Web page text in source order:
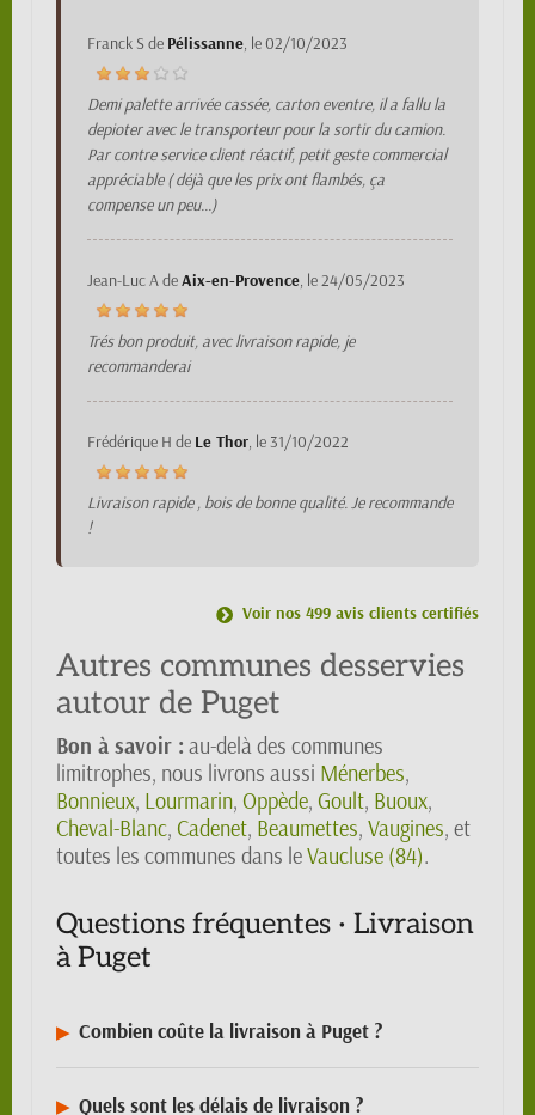
Franck Sde Pélissanne, le02/10/2023
Demi palette arrivée cassée, carton eventre, il a fallu la
depioter avec le transporteur pour la sortir du camion.
Par contre service client réactif, petit geste commercial
appréciable ( déjà que les prix ont flambés, ça
compense un peu...)
Jean-Luc AdeAix-en-Provence, le24/05/2023
Trés bon produit, avec livraison rapide, je
recommanderai
Frédérique H de Le Thor, le 31/10/2022
Livraison rapide , bois de bonne qualité. Je recommande
!
Voir nos 499 avis clients certifiés
Autres communes desservies
autour de Puget
Bon à savoir : au-delà des communes
limitrophes, nous livrons aussi Ménerbes,
Bonnieux, Lourmarin, Oppède, Goult, Buoux,
Cheval-Blanc, Cadenet, Beaumettes, Vaugines, et
toutes les communes dans leVaucluse (84).
Questions fréquentes · Livraison
à Puget
Combien coûte la livraison à Puget ?
Quels sont les délais de livraison ?